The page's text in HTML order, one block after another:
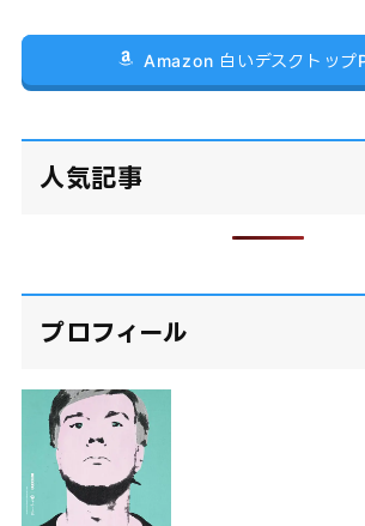
Amazon 白いデスクトップ
人気記事
プロフィール